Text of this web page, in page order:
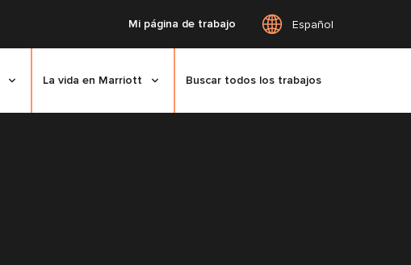
Mi página de trabajo Español
La vida en Marriott Buscar todos los trabajos